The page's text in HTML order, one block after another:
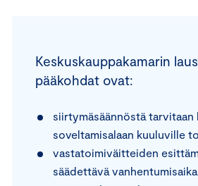
Keskuskauppakamarin
pääkohdat ovat:
siirtymäsäännöstä tarvitaan
soveltamisalaan kuuluville
vastatoimiväitteiden
säädettävä vanhentumisaika